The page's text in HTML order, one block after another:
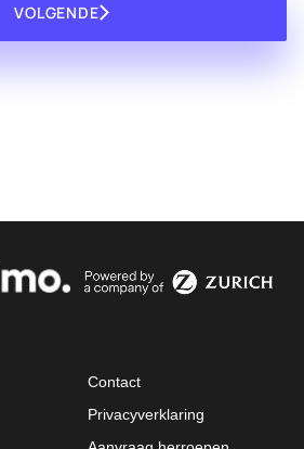
VOLGENDE
Afbeelding
Contact
Privacyverklaring